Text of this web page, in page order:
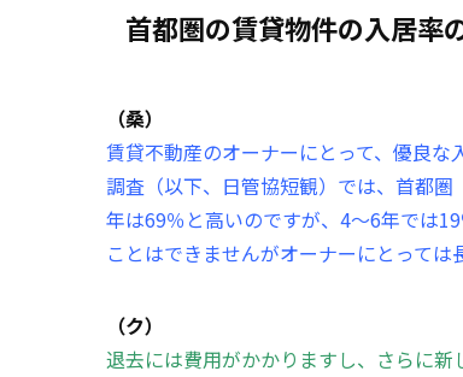
首都圏の賃貸物件の入居率
（桑）
賃貸不動産のオーナーにとって、優良
調査（以下、日管協短観）では、首都
年は69％と高いのですが、4～6年では
ことはできませんがオーナーにとっては
（ク）
退去には費用がかかりますし、さらに